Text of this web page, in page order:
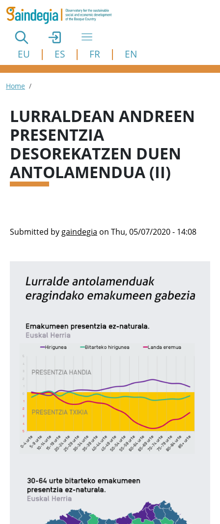
Skip to main content
EU ES FR EN
Breadcrumb
Home
LURRALDEAN ANDREEN
PRESENTZIA
DESOREKATZEN DUEN
ANTOLAMENDUA (II)
Submitted by gaindegia on Thu, 05/07/2020 - 14:08